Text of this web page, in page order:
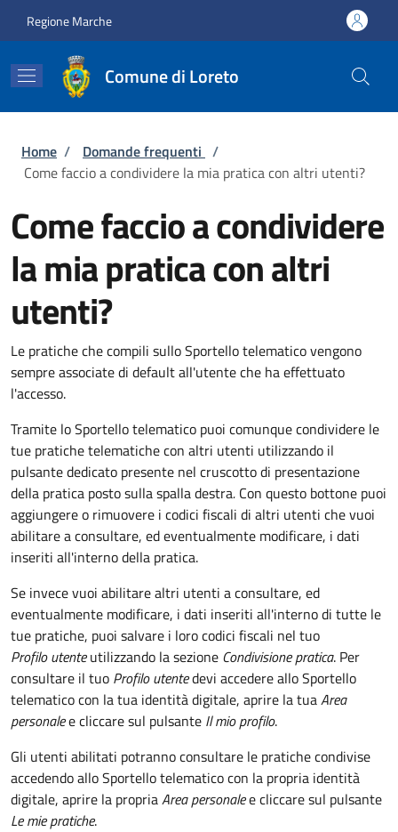
Regione Marche
Comune di Loreto
Briciole di pane
Home / Domande frequenti /
Come faccio a condividere la mia pratica con altri utenti?
Come faccio a condividere
la mia pratica con altri
utenti?
Le pratiche che compili sullo Sportello telematico vengono
sempre associate di default all'utente che ha effettuato
l'accesso.
Tramite lo Sportello telematico puoi comunque condividere le
tue pratiche telematiche con altri utenti utilizzando il
pulsante dedicato presente nel cruscotto di presentazione
della pratica posto sulla spalla destra. Con questo bottone puoi
aggiungere o rimuovere i codici fiscali di altri utenti che vuoi
abilitare a consultare, ed eventualmente modificare, i dati
inseriti all'interno della pratica.
Se invece vuoi abilitare altri utenti a consultare, ed
eventualmente modificare, i dati inseriti all'interno di tutte le
tue pratiche, puoi salvare i loro codici fiscali nel tuo
Profilo utenteutilizzando la sezione Condivisione pratica. Per
consultare il tuo Profilo utentedevi accedere allo Sportello
telematico con la tua identità digitale, aprire la tuaArea
personalee cliccare sul pulsante Il mio profilo.
Gli utenti abilitati potranno consultare le pratiche condivise
accedendo allo Sportello telematico con la propria identità
digitale, aprire la propriaArea personalee cliccare sul pulsante
Le mie pratiche.